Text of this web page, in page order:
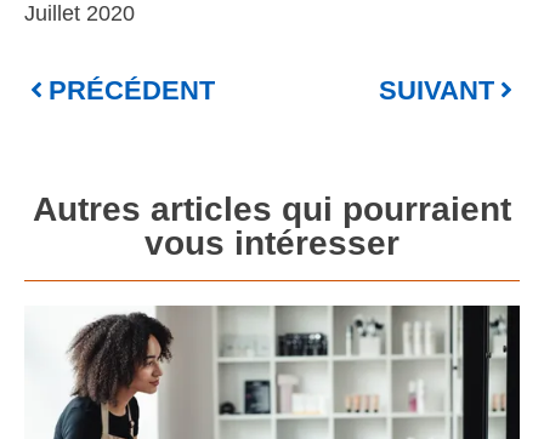
Juillet 2020
PRÉCÉDENT SUIVANT
Autres articles qui pourraient
vous intéresser